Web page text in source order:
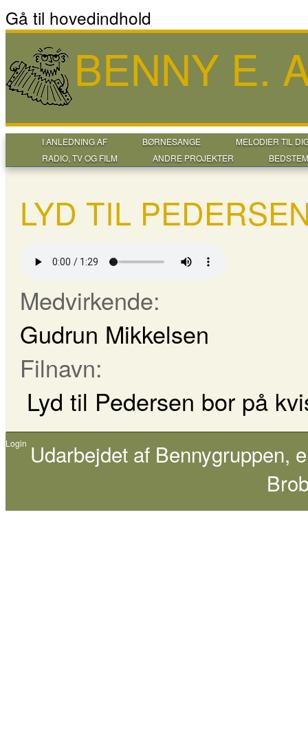
Gå til hovedindhold
BENNY E.
I ANLEDNING AF BØRNESANGE
MELODIER TIL
RADIO, TV OG FILM
ANDRE PROJEKTER
LYD TIL
Medvirkende:
Gudrun Mikkelsen
Filnavn:
Lyd til Pedersen bor på
Login Udarbejdet af Bennygruppen,